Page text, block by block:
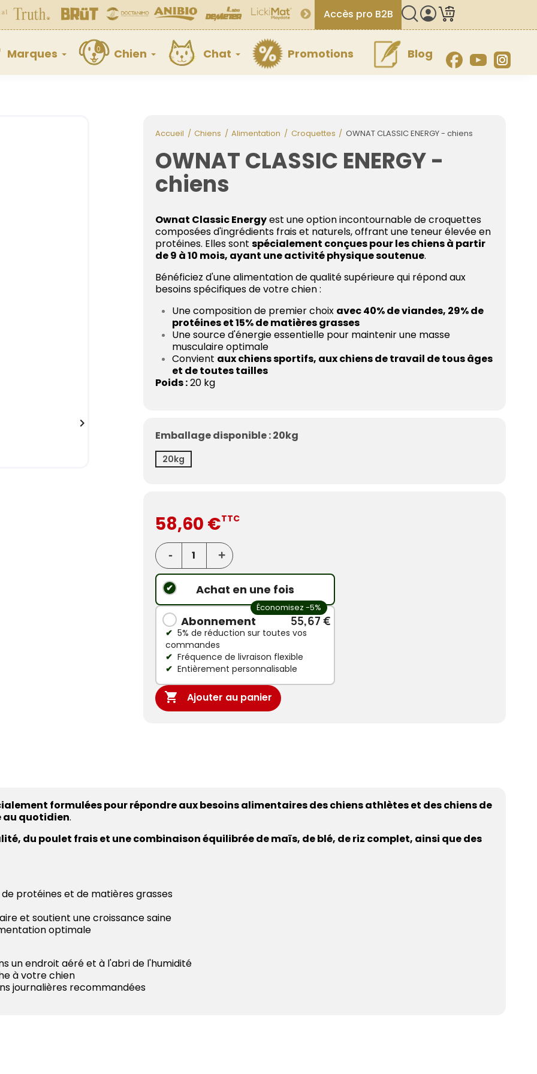
Accès pro B2B
Marques Chien Chat Promotions Blog Facebook
YouTube

Accueil Chiens Alimentation Croquettes OWNAT CLASSIC ENERGY - chiens
OWNAT CLASSIC ENERGY -
chiens
Ownat Classic Energyest une option incontournable de croquettes
composées d'ingrédients frais et naturels, offrant une teneur élevée en
protéines. Elles sont spécialement conçues pour les chiens à partir
de 9 à 10 mois, ayant une activité physique soutenue.
Bénéficiez d'une alimentation de qualité supérieure qui répond aux
besoins spécifiques de votre chien :
Une composition de premier choix avec 40% de viandes, 29% de
protéines et 15% de matières grasses
Une source d'énergie essentielle pour maintenir une masse
musculaire optimale
Convient aux chiens sportifs, aux chiens de travail de tous âges
et de toutes tailles
Poids :20 kg
Emballage disponible : 20kg
20kg
58,60 €TTC
Achat en une fois
Économisez -5%
Abonnement 55,67 €
5% de réduction sur toutes vos
commandes
Fréquence de livraison flexible
Entièrement personnalisable
 Ajouter au panier
formulées pour répondre aux besoins alimentaires des chiens athlètes et des chiens de
au quotidien.
du poulet frais et une combinaison équilibrée de maïs, de blé, de riz complet, ainsi que des
protéines et de matières grasses
et soutient une croissance saine
optimale
un endroit aéré et à l'abri de l'humidité
à votre chien
journalières recommandées